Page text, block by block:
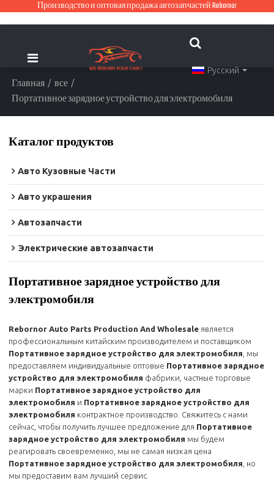
Производство и оптовая продажа автозапчастей Rebornor
Русский
Главная / все /
Портативное зарядное устройство для электромобиля
Каталог продуктов
Авто Кузовные Части
Авто украшения
Автозапчасти
Электрические автозапчасти
Портативное зарядное устройство для
электромобиля
Rebornor Auto Parts Production And Wholesale является
профессиональным китайским производителем и поставщиком
Портативное зарядное устройство для электромобиля , мы
предоставляем индивидуальные оптовые Портативное зарядное
устройство для электромобиля фабрики, частные торговые
марки Портативное зарядное устройство для
электромобиля и Портативное зарядное устройство для
электромобиля контрактное производство. Свяжитесь с нами
сейчас, чтобы получить лучшее предложение для Портативное
зарядное устройство для электромобиля мы будем
реагировать своевременно, мы не самая низкая цена
Портативное зарядное устройство для электромобиля , но
мы предоставим вам лучший сервис.